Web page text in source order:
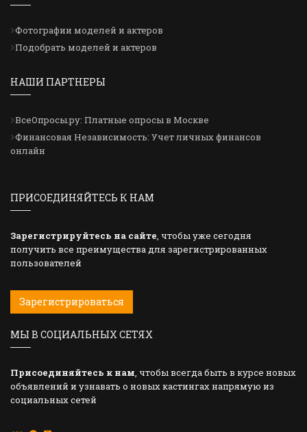
Фотографии моделей и актеров
Подобрать моделей и актеров
НАШИ ПАРТНЕРЫ
ВсеОпросы.ру: Платные опросы в Москве
Финансовая Независимость: Учет личных финансов
онлайн
ПРИСОЕДИНЯЙТЕСЬ К НАМ
Зарегистрируйтесь на сайте, чтобы уже сегодня
получить все преимущества для зарегистрированных
пользователей
Зарегистрироваться
МЫ В СОЦИАЛЬНЫХ СЕТЯХ
Присоединяйтесь к нам, чтобы всегда быть в курсе новых
объявлений и узнавать о новых кастингах напрямую из
социальных сетей